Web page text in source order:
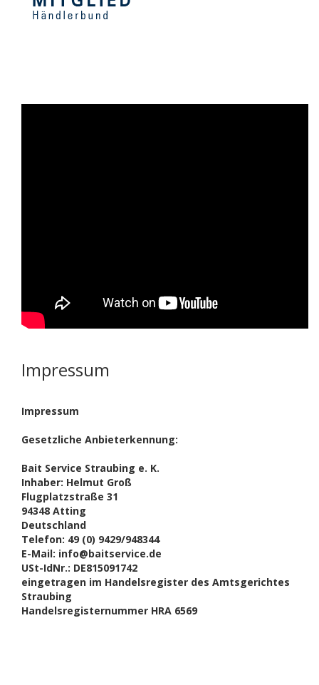
Impressum
Impressum
Gesetzliche Anbieterkennung:
Bait Service Straubing e. K.
Inhaber: Helmut Groß
Flugplatzstraße 31
94348 Atting
Deutschland
Telefon: 49 (0) 9429/948344
E-Mail: info@baitservice.de
USt-IdNr.: DE815091742
eingetragen im Handelsregister des Amtsgerichtes
Straubing
Handelsregisternummer HRA 6569